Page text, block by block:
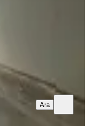
Ara